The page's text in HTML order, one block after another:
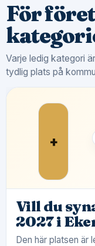
För
Varje ledig kategori
tydlig plats på
+
Vill du
2027 i
Den här platsen är